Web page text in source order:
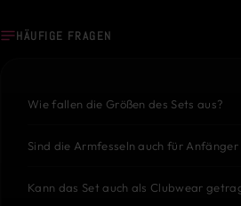
HÄUFIGE FRAGEN
Wie fallen die Größen des Sets aus?
Sind die Armfesseln auch für
Kann das Set auch als Clubwear